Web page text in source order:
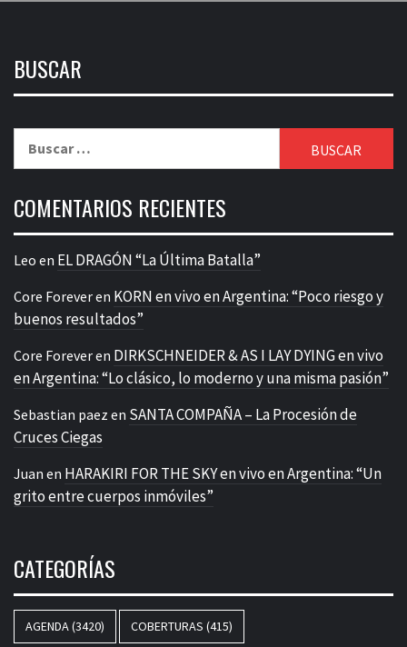
BUSCAR
COMENTARIOS RECIENTES
Leo en EL DRAGÓN “La Última Batalla”
Core Foreveren KORN en vivo en Argentina: “Poco riesgo y
buenos resultados”
Core Foreveren DIRKSCHNEIDER & AS I LAY DYING en vivo
en Argentina: “Lo clásico, lo moderno y una misma pasión”
Sebastian paez en SANTA COMPAÑA – La Procesión de
Cruces Ciegas
Juan en HARAKIRI FOR THE SKY en vivo en Argentina: “Un
grito entre cuerpos inmóviles”
CATEGORÍAS
AGENDA (3420) COBERTURAS (415)